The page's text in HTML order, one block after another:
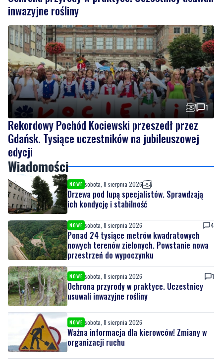
inwazyjne rośliny
1
Rekordowy Pochód Kociewski przeszedł przez
Gdańsk. Tysiące uczestników na jubileuszowej
edycji
Wiadomości
NOWE sobota, 8 sierpnia 2026
Drzewa pod lupą specjalistów. Sprawdzają
ich kondycję i stabilność
NOWE sobota, 8 sierpnia 2026 4
Ponad 24 tysiące metrów kwadratowych
nowych terenów zielonych. Powstanie nowa
przestrzeń do wypoczynku
NOWE sobota, 8 sierpnia 2026 1
Ochrona przyrody w praktyce. Uczestnicy
usuwali inwazyjne rośliny
NOWE sobota, 8 sierpnia 2026
Ważna informacja dla kierowców! Zmiany w
organizacji ruchu